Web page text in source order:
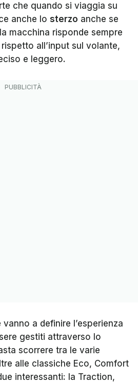
che quando si viaggia su
anche lo sterzo anche se
macchina risponde sempre
all’input sul volante,
e leggero.
a definire l’esperienza
gestiti attraverso lo
scorrere tra le varie
alle classiche Eco, Comfort
interessanti: la Traction,